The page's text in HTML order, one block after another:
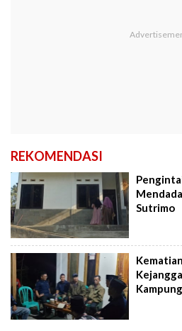
REKOMENDASI
Sutrimo